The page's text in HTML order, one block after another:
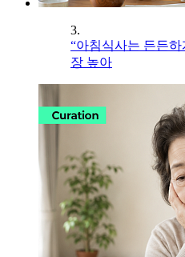
3.
“아침식사는 든든
장 높아